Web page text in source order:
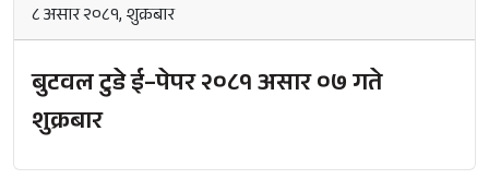
८ असार २०८१, शुक्रबार
बुटवल टुडे ई–पेपर २०८१ असार ०७ गते
शुक्रबार